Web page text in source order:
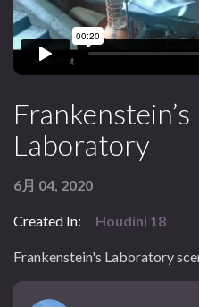
Frankenstein’s
Laboratory
6月 04, 2020
Created In: Houdini 18
Frankenstein's Laboratory